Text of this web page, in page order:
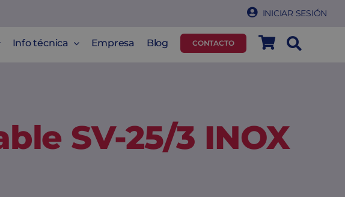
INICIAR SESIÓN
Info técnica Empresa Blog CONTACTO
SV-25/3 INOX